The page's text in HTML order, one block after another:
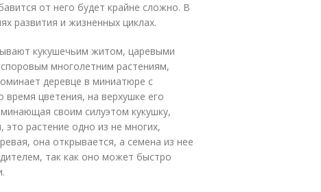
от него будет крайне сложно. В
развития и жизненных циклах.
кукушечьим житом, царевыми
многолетним растениям,
деревце в миниатюре с
цветения, на верхушке его
своим силуэтом кукушку,
растение одно из не многих,
она открывается, а семена из нее
так как оно может быстро